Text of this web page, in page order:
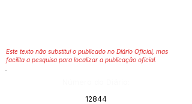
Este texto não substitui o publicado no Diário Oficial, mas
facilita a pesquisa para localizar a publicação oficial.
12844